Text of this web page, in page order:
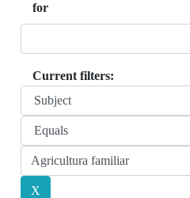
for
Current filters: